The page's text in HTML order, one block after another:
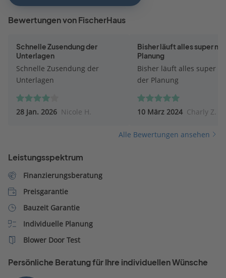
Bewertungen von FischerHaus
Schnelle Zusendung der
Unterlagen
Schnelle Zusendung der
Unterlagen
28 Jan. 2026 Nicole H.
Bisher läuft alles super
Planung
Bisher läuft alles super
der Planung
10 März 2024 Charly Z.
Alle Bewertungen ansehen
Leistungsspektrum
Finanzierungsberatung
Preisgarantie
Bauzeit Garantie
Individuelle Planung
Blower Door Test
Persönliche Beratung für Ihre individuellen Wünsche